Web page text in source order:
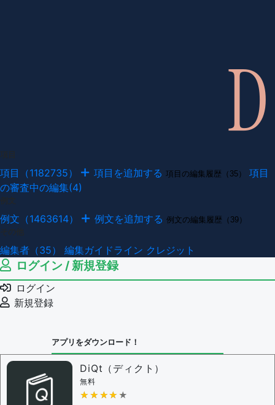
項目（1182735） 項目を追加する 項目の編集履歴（35）
項目
の審査中の編集(4)
例文（1463614） 例文を追加する 例文の編集履歴（39）
編集者（35） 編集ガイドライン クレジット
ログイン / 新規登録
ログイン
新規登録
アプリをダウンロード！
DiQt（ディクト）
無料
★★★★★
★★★★★